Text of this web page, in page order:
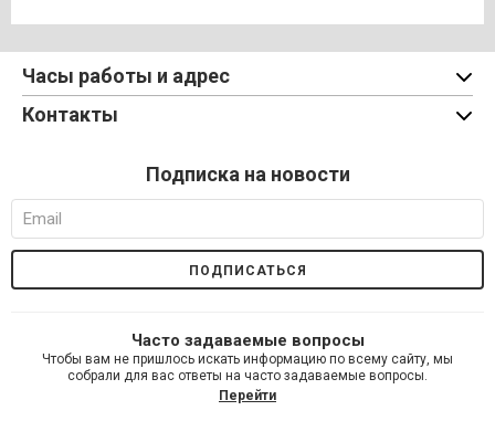
Часы работы и адрес
Контакты
Подписка на новости
Часто задаваемые вопросы
Чтобы вам не пришлось искать информацию по всему сайту, мы
собрали для вас ответы на часто задаваемые вопросы.
Перейти